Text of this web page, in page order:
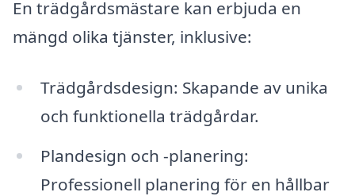
En trädgårdsmästare kan erbjuda en
mängd olika tjänster, inklusive:
Trädgårdsdesign: Skapande av unika
och funktionella trädgårdar.
Plandesign och -planering:
Professionell planering för en hållbar